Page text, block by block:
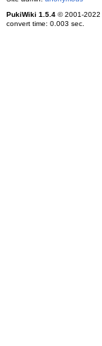
PukiWiki 1.5.4© 2001-2022
convert time: 0.003 sec.